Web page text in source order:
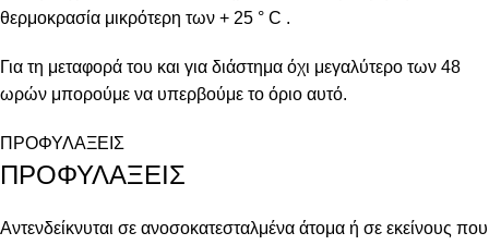
θερμοκρασία μικρότερη των + 25 ° C .
Για τη μεταφορά του και για διάστημα όχι μεγαλύτερο των 48
ωρών μπορούμε να υπερβούμε το όριο αυτό.
ΠΡΟΦΥΛΑΞΕΙΣ
ΠΡΟΦΥΛΑΞΕΙΣ
Αντενδείκνυται σε ανοσοκατεσταλμένα άτομα ή σε εκείνους που